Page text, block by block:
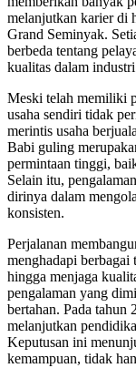
melanjutkan karier di
Grand Seminyak.
berbeda tentang
kualitas dalam
Meski telah memiliki
usaha sendiri tidak
merintis usaha
Babi guling
permintaan tinggi,
Selain itu,
dirinya dalam
konsisten.
Perjalanan
menghadapi berbagai
hingga menjaga
pengalaman yang
bertahan. Pada tahun
melanjutkan
Keputusan ini
kemampuan, tidak